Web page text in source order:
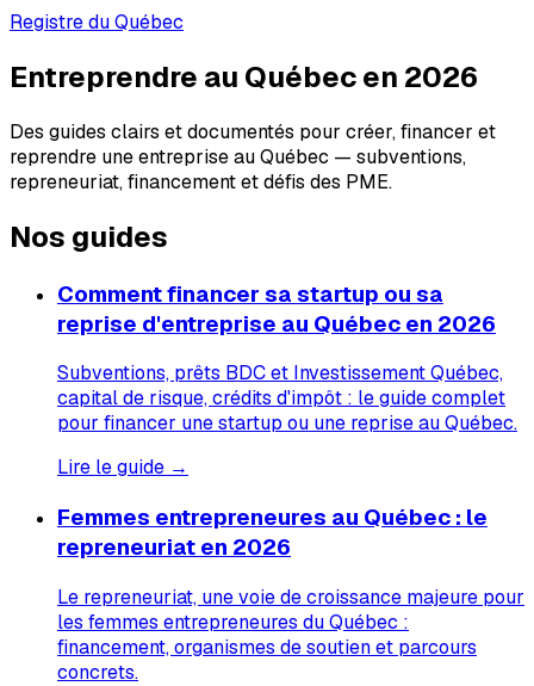
Registre du Québec
Entreprendre au Québec en 2026
Des guides clairs et documentés pour créer, financer et
reprendre une entreprise au Québec — subventions,
repreneuriat, financement et défis des PME.
Nos guides
Comment financer sa startup ou sa
reprise d'entreprise au Québec en 2026
Subventions, prêts BDC et Investissement Québec,
capital de risque, crédits d'impôt : le guide complet
pour financer une startup ou une reprise au Québec.
Lire le guide →
Femmes entrepreneures au Québec : le
repreneuriat en 2026
Le repreneuriat, une voie de croissance majeure pour
les femmes entrepreneures du Québec :
financement, organismes de soutien et parcours
concrets.